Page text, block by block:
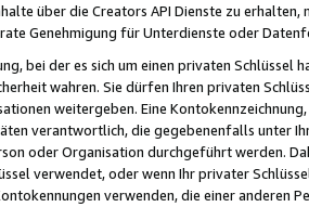
über die Creators API Dienste zu
Genehmigung für Unterdienste oder
bei der es sich um einen privaten
wahren. Sie dürfen Ihren privaten
weitergeben. Eine
verantwortlich, die gegebenenfalls unter
oder Organisation durchgeführt werden.
verwendet, oder wenn Ihr privater
verwenden, die einer anderen